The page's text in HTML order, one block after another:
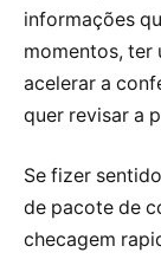
informações
momentos, ter
acelerar a
quer revisar a
Se fizer
de pacote de
checagem